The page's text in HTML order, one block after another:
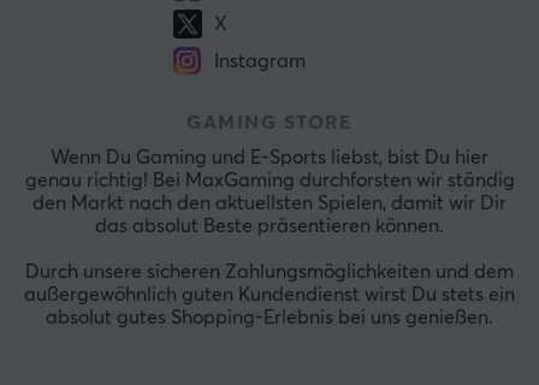
X
Instagram
GAMING STORE
Wenn Du Gaming und E-Sports liebst, bist Du hier
genau richtig! Bei MaxGaming durchforsten wir ständig
den Markt nach den aktuellsten Spielen, damit wir Dir
das absolut Beste präsentieren können.
Durch unsere sicheren Zahlungsmöglichkeiten und dem
außergewöhnlich guten Kundendienst wirst Du stets ein
absolut gutes Shopping-Erlebnis bei uns genießen.